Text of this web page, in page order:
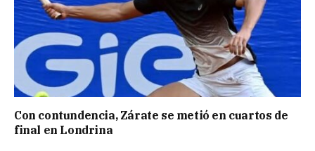
Con contundencia, Zárate se metió en cuartos de
final en Londrina